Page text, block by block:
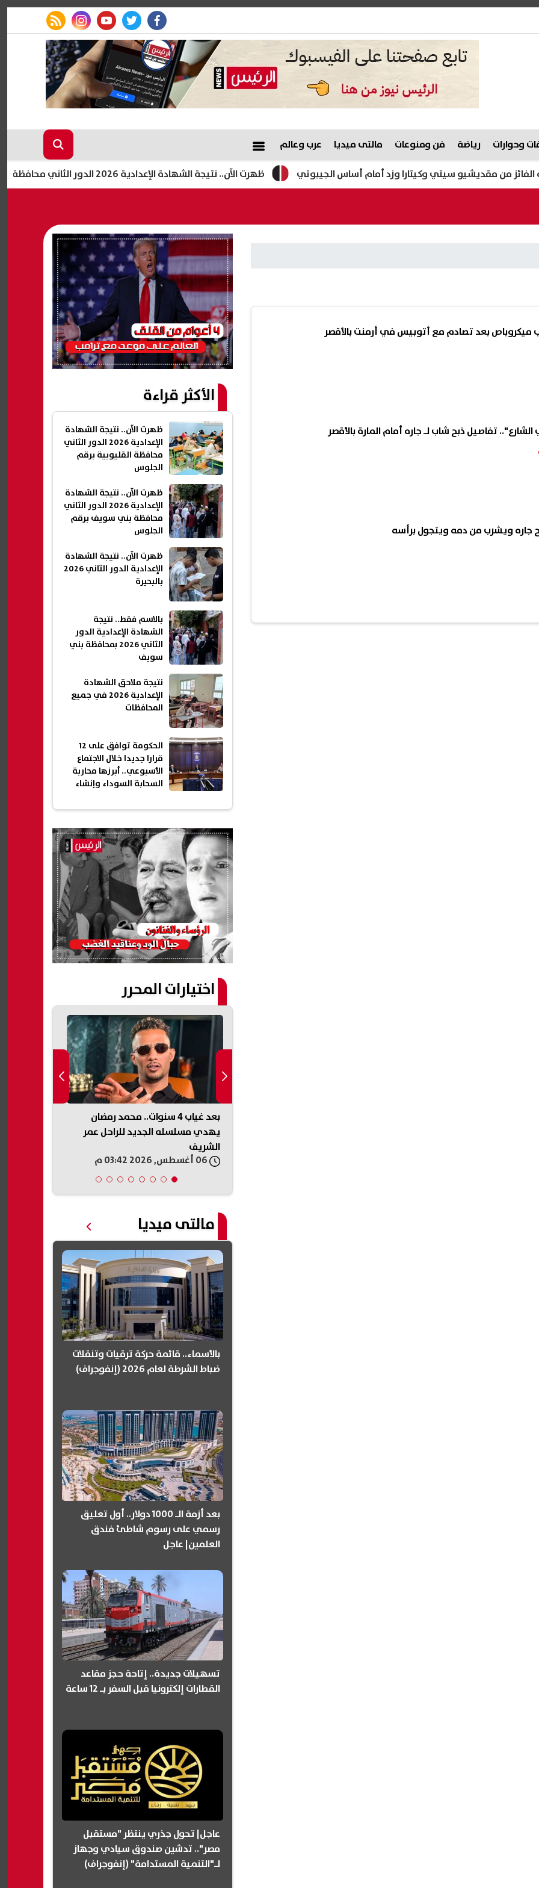
facebook
twitter
youtube
instagram
rss feed
وحوارات رياضة فن ومنوعات مالتى ميديا عرب وعالم
ظهرت الآن.. نتيجة الشهادة الإعدادية 2026 الدور الثاني محافظة بني سويف برقم الجلوس من مقديشيو سيتي وكيتارا وزد أمام أساس الجيبوتي
تفاصيل ذبح شاب لـ جاره أمام المارة بالأقصر
جاره ويشرب من دمه ويتجول برأسه
الأكثر قراءة
ظهرت الآن.. نتيجة الشهادة
الإعدادية 2026 الدور الثاني
محافظة القليوبية برقم
الجلوس
ظهرت الآن.. نتيجة الشهادة
الإعدادية 2026 الدور الثاني
محافظة بني سويف برقم
الجلوس
ظهرت الآن.. نتيجة الشهادة
الإعدادية الدور الثاني 2026
بالبحيرة
بالاسم فقط.. نتيجة
الشهادة الإعدادية الدور
الثاني 2026 بمحافظة بني
سويف
نتيجة ملاحق الشهادة
الإعدادية 2026 في جميع
المحافظات
الحكومة توافق على 12
قرارا جديدا خلال الاجتماع
الأسبوعي.. أبرزها محاربة
السحابة السوداء وإنشاء
اختيارات المحرر
بعد غياب 4 سنوات.. محمد رمضان
يهدي مسلسله الجديد للراحل عمر
الشريف
مالتى ميديا
بالأسماء.. قائمة حركة ترقيات وتنقلات
ضباط الشرطة لعام 2026 (إنفوجراف)
بعد أزمة الـ 1000 دولار.. أول تعليق
رسمي على رسوم شاطئ فندق
العلمين| عاجل
تسهيلات جديدة.. إتاحة حجز مقاعد
القطارات إلكترونيا قبل السفر بـ 12 ساعة
عاجل| تحول جذري ينتظر "مستقبل
مصر".. تدشين صندوق سيادي وجهاز
لـ"التنمية المستدامة" (إنفوجراف)